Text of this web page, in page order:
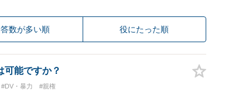
数が多い順 役にたった順
可能ですか？
#DV・暴力 #親権